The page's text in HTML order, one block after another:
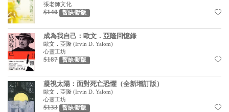
英文二手書
精選英文書
電子書
基道 Top 50
張老師文化
$140 暫缺/斷版
成為我自己：歐文．亞隆回憶錄
歐文．亞隆 (Irvin D. Yalom)
心靈工坊
$187 暫缺/斷版
凝視太陽：面對死亡恐懼（全新增訂版）
歐文．亞隆 (Irvin D. Yalom)
心靈工坊
$133 暫缺/斷版